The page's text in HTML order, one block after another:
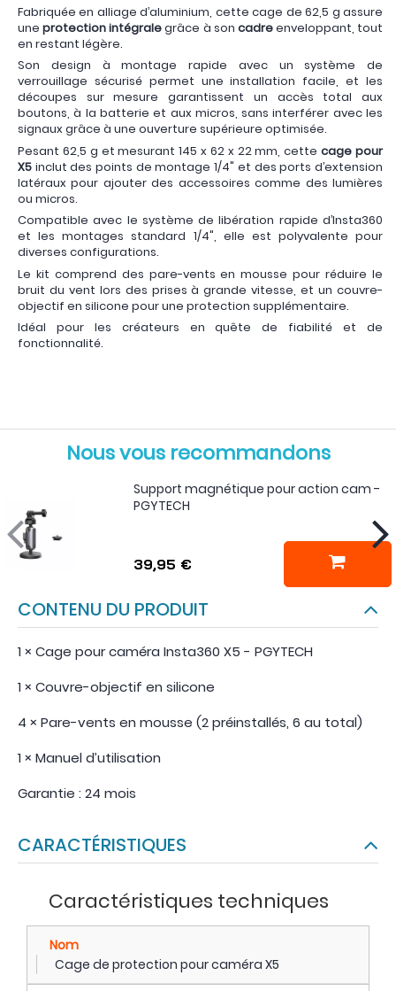
Fabriquée en alliage d’aluminium, cette cage de 62,5 g assure
uneprotection intégralegrâce à son cadreenveloppant, tout
en restant légère.
Son design à montage rapide avec un système de
verrouillage sécurisé permet une installation facile, et les
découpes sur mesure garantissent un accès total aux
boutons, à la batterie et aux micros, sans interférer avec les
signaux grâce à une ouverture supérieure optimisée.
Pesant 62,5 g et mesurant 145 x 62 x 22 mm, cettecage pour
X5 inclut des points de montage 1/4" et des ports d’extension
latéraux pour ajouter des accessoires comme des lumières
ou micros.
Compatible avec le système de libération rapide d’Insta360
et les montages standard 1/4", elle est polyvalente pour
diverses configurations.
Le kit comprend des pare-vents en mousse pour réduire le
bruit du vent lors des prises à grande vitesse, et un couvre-
objectif en silicone pour une protection supplémentaire.
Idéal pour les créateurs en quête de fiabilité et de
fonctionnalité.
Nous vous recommandons
Support magnétique pour action cam -
PGYTECH
39,95 €
CONTENU DU PRODUIT
1 × Cage pour caméra Insta360 X5 - PGYTECH
1 × Couvre-objectif en silicone
4 × Pare-vents en mousse (2 préinstallés, 6 au total)
1 × Manuel d’utilisation
Garantie : 24 mois
CARACTÉRISTIQUES
Caractéristiques techniques
Nom
Cage de protection pour caméra X5